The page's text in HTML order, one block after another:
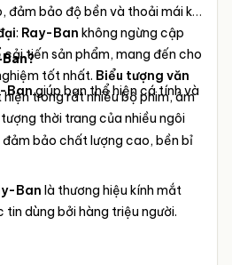
đảm bảo độ bền và thoải mái khi
: Ray-Ban không ngừng cập
tiến sản phẩm, mang đến cho
tốt nhất. Biểu tượng văn
trong rất nhiều bộ phim, âm
thời trang của nhiều ngôi
Bangiúp bạn thể hiện cá tính và
đảm bảo chất lượng cao, bền bỉ
Ban là thương hiệu kính mắt
dùng bởi hàng triệu người.